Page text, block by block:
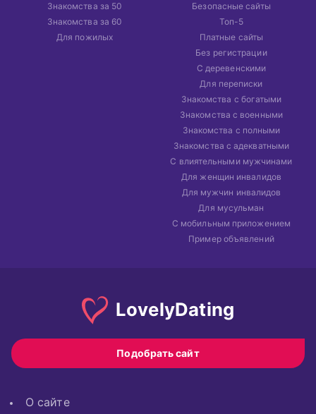
Знакомства за 50
Знакомства за 60
Для пожилых
Безопасные сайты
Топ-5
Платные сайты
Без регистрации
С деревенскими
Для переписки
Знакомства с богатыми
Знакомства с военными
Знакомства с полными
Знакомства с адекватными
С влиятельными мужчинами
Для женщин инвалидов
Для мужчин инвалидов
Для мусульман
С мобильным приложением
Пример объявлений
LovelyDating
Подобрать сайт
О сайте